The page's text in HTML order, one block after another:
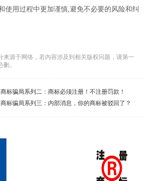
使用过程中更加谨慎,避免不必要的风险和纠
来源于网络，若内容涉及到相关版权问题，请第一
。
标骗局系列二：商标必须注册！不注册罚款！
标骗局系列三：内部消息，你的商标被驳回了？